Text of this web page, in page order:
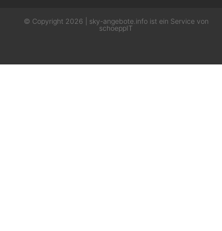
© Copyright 2026 | sky-angebote.info ist ein Service von
schoeppIT